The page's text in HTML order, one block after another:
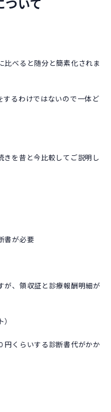
ついて
比べると随分と簡素化されま
するわけではないので一体ど
きを昔と今比較してご説明し
書が必要
が、領収証と診療報酬明細が
円くらいする診断書代がかか